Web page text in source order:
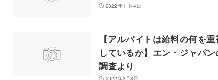
2022年11月4日
【アルバイトは給料の何を重
しているか】エン・ジャパン
調査より
2022年3月8日